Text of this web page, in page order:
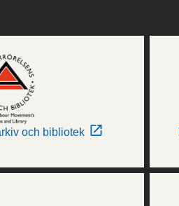
och bibliotek